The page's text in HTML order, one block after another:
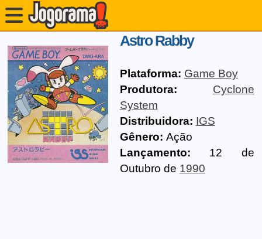
Astro Rabby
Plataforma: Game Boy
Produtora:
Cyclone
System
Distribuidora: IGS
Gênero: Ação
Lançamento: 12 de
Outubro de 1990